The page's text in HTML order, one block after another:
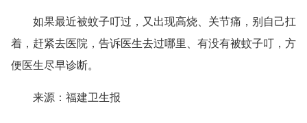
如果最近被蚊子叮过，又出现高烧、关节痛，别自己扛
着，赶紧去医院，告诉医生去过哪里、有没有被蚊子叮，方
便医生尽早诊断。
来源：福建卫生报